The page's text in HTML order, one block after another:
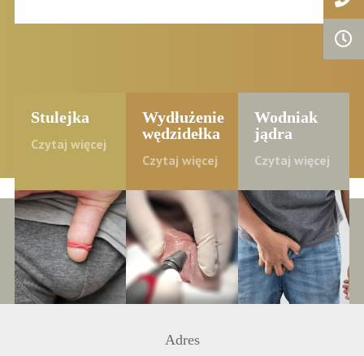
Stulejka
Czytaj więcej
Wydłużenie
wędzidełka
Czytaj więcej
Wodniak
jądra
Czytaj więcej
Adres